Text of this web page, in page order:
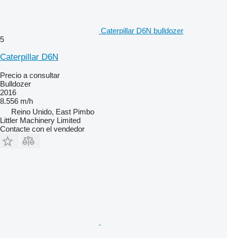
Caterpillar D6N bulldozer
5
Caterpillar D6N
Precio a consultar
Bulldozer
2016
8.556 m/h
Reino Unido, East Pimbo
Littler Machinery Limited
Contacte con el vendedor